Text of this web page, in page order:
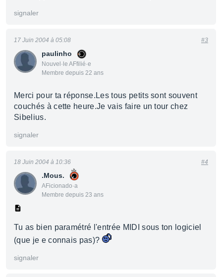
signaler
paulinho
Nouvel·le AFfilié·e
Membre depuis 22 ans
17 Juin 2004 à 05:08 #3
Merci pour ta réponse.Les tous petits sont souvent
couchés à cette heure.Je vais faire un tour chez
Sibelius.
signaler
.Mous.
AFicionado·a
Membre depuis 23 ans
18 Juin 2004 à 10:36 #4
Tu as bien paramétré l'entrée MIDI sous ton logiciel
(que je e connais pas)?
signaler